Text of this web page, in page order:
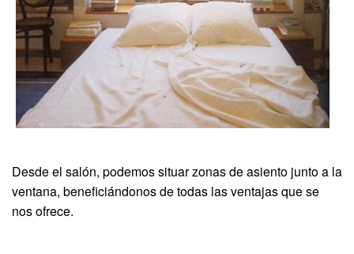
Desde el salón, podemos situar zonas de asiento junto a la
ventana, beneficiándonos de todas las ventajas que se
nos ofrece.